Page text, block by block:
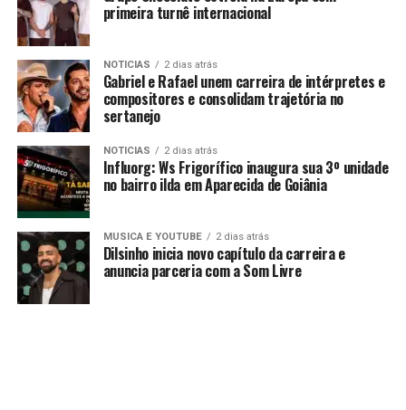
primeira turnê internacional
NOTICIAS 2 dias atrás
Gabriel e Rafael unem carreira de intérpretes e
compositores e consolidam trajetória no
sertanejo
NOTICIAS 2 dias atrás
Influorg: Ws Frigorífico inaugura sua 3º unidade
no bairro ilda em Aparecida de Goiânia
MUSICA E YOUTUBE 2 dias atrás
Dilsinho inicia novo capítulo da carreira e
anuncia parceria com a Som Livre